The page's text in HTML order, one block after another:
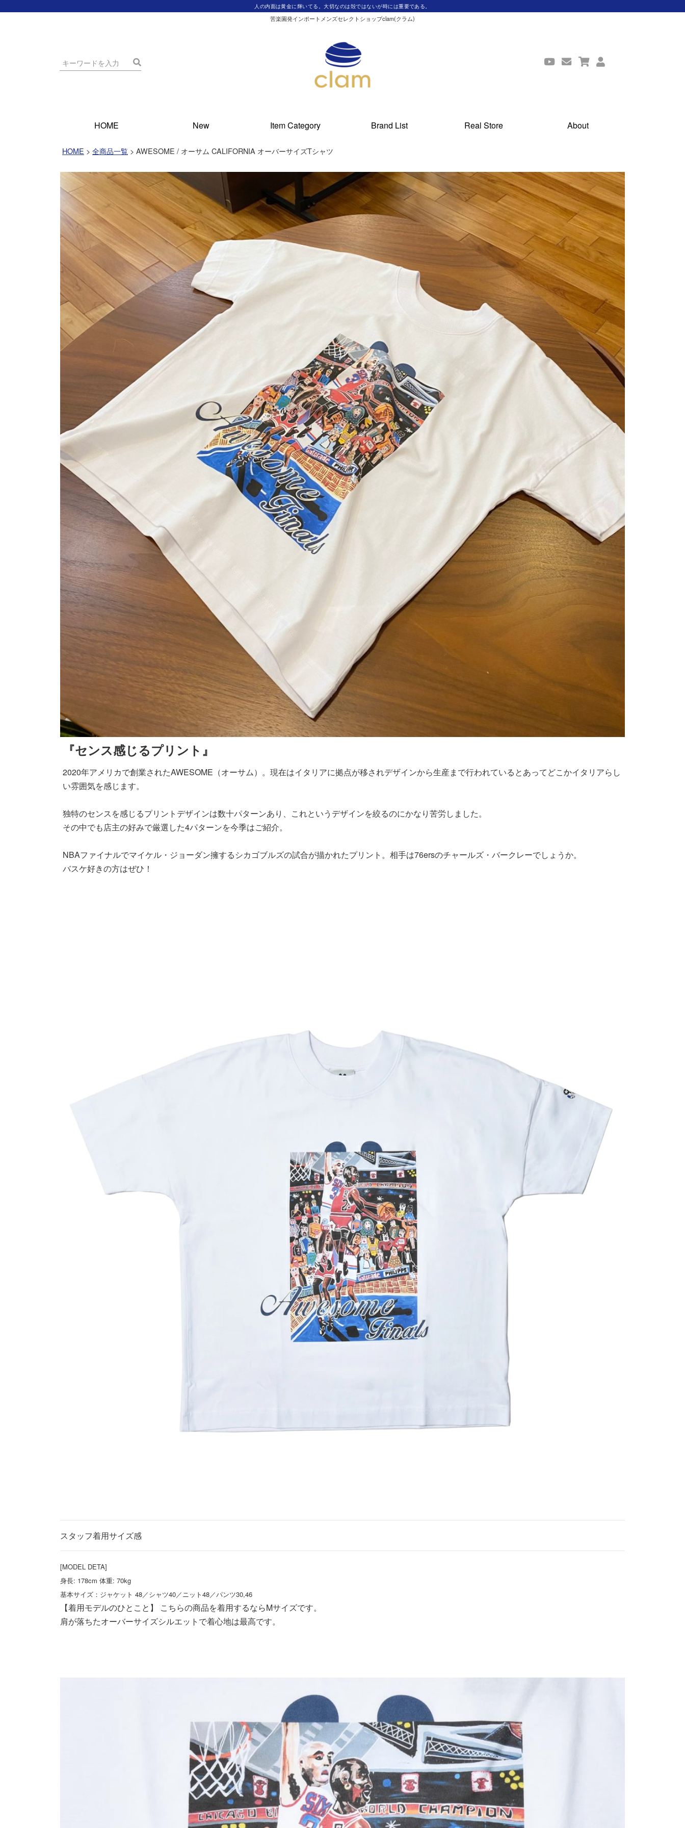
人の内面は黄金に輝いてる。大切なのは殻ではないが時には重要である。
苦楽園発インポートメンズセレクトショップclam(クラム)
HOME New Item Category Brand List Real Store About
HOME 全商品一覧 AWESOME / オーサム CALIFORNIA オーバーサイズTシャツ
『センス感じるプリント』
2020年アメリカで創業されたAWESOME（オーサム）。現在はイタリアに拠点が移されデザインから生産まで行われているとあってどこかイタリアらし
い雰囲気を感じます。
独特のセンスを感じるプリントデザインは数十パターンあり、これというデザインを絞るのにかなり苦労しました。
その中でも店主の好みで厳選した4パターンを今季はご紹介。
NBAファイナルでマイケル・ジョーダン擁するシカゴブルズの試合が描かれたプリント。相手は76ersのチャールズ・バークレーでしょうか。
バスケ好きの方はぜひ！
スタッフ着用サイズ感
[MODEL DETA]
身長: 178cm 体重: 70kg
基本サイズ：ジャケット 48／シャツ40／ニット48／パンツ30,46
【着用モデルのひとこと】 こちらの商品を着用するならMサイズです。
肩が落ちたオーバーサイズシルエットで着心地は最高です。